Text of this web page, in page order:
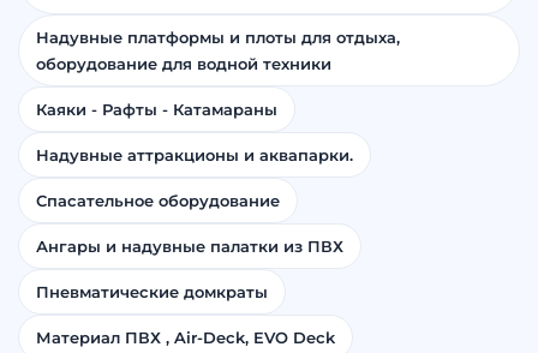
Надувные платформы и плоты для отдыха,
оборудование для водной техники
Каяки - Рафты - Катамараны
Надувные аттракционы и аквапарки.
Спасательное оборудование
Ангары и надувные палатки из ПВХ
Пневматические домкраты
Материал ПВХ , Air-Deck, EVO Deck